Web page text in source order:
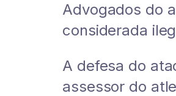
Advogados do
considerada
A defesa do
assessor do